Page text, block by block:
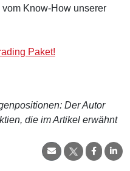
Know-How unserer
Paket!
Der Autor
die im Artikel erwähnt